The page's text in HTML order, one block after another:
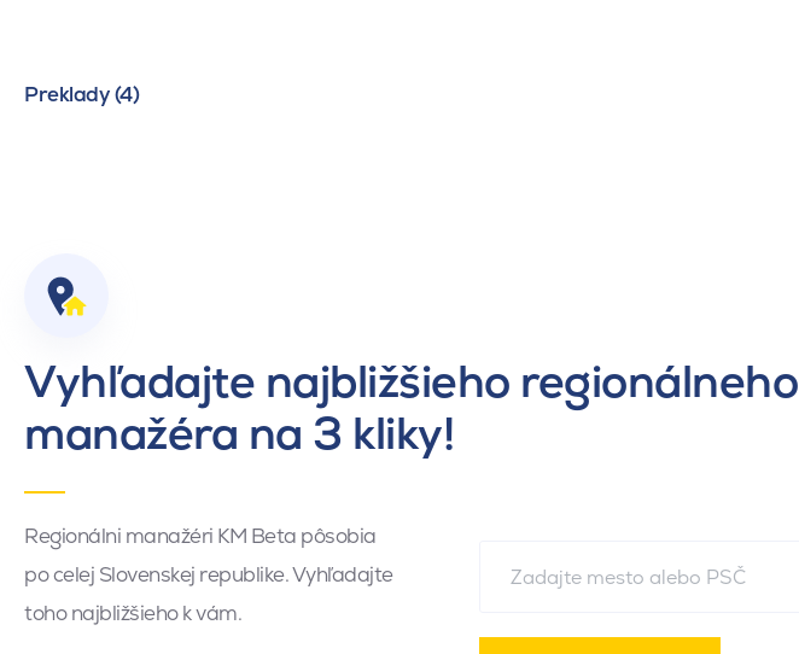
Preklady (4)
Vyhľadajte najbližšieho regionálneho
manažéra na 3 kliky!
Regionálni manažéri KM Beta pôsobia
po celej Slovenskej republike. Vyhľadajte
toho najbližšieho k vám.